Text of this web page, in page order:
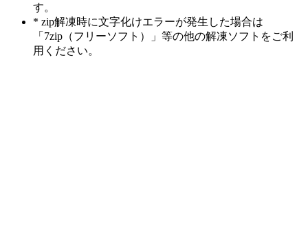
す。
* zip解凍時に文字化けエラーが発生した場合は
「7zip（フリーソフト）」等の他の解凍ソフトをご利
用ください。